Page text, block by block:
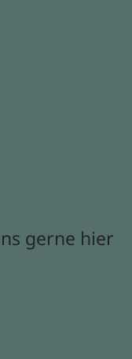
gerne hier